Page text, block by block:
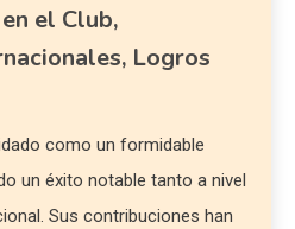
el Club,
Logros
como un formidable
un éxito notable tanto a nivel
Sus contribuciones han